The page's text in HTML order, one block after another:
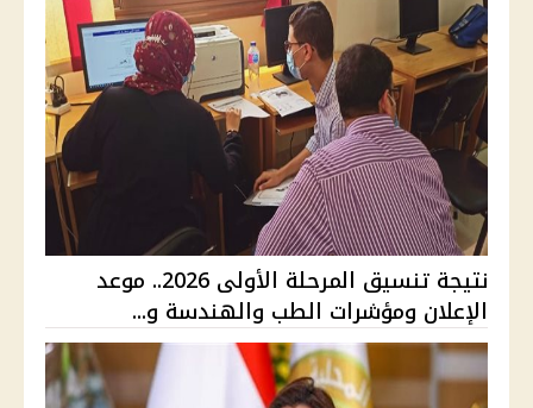
نتيجة تنسيق المرحلة الأولى 2026.. موعد
الإعلان ومؤشرات الطب والهندسة و...